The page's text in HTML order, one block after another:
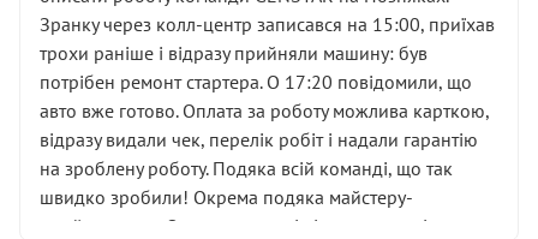
вас стартер, і тоді сервіс наче справив хороше
враження. Але згодом знайшов декілька гайок під
лобовим склом. Мені пояснили, що це “старі гайки, які
відкручували”, і попросили не хвилюватися. ( надіюсь
новий власник, не застяг в полі))
Але після нинішнього візиту такі дрібниці вже не
здаються дрібницями.
Я — клієнт, який працює на довірі, і саме її цей сервіс
Зранку через колл-центр записався на 15:00, приїхав
трохи раніше і відразу прийняли машину: був
потрібен ремонт стартера. О 17:20 повідомили, що
авто вже готово. Оплата за роботу можлива карткою,
відразу видали чек, перелік робіт і надали гарантію
на зроблену роботу. Подяка всій команді, що так
швидко зробили! Окрема подяка майстеру-
приймальнику Олександру: всі чітко та по суті.